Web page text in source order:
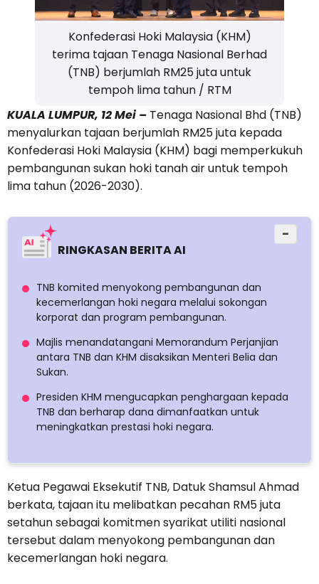
Konfederasi Hoki Malaysia (KHM)
terima tajaan Tenaga Nasional Berhad
(TNB) berjumlah RM25 juta untuk
tempoh lima tahun / RTM
KUALA LUMPUR, 12 Mei – Tenaga Nasional Bhd (TNB)
menyalurkan tajaan berjumlah RM25 juta kepada
Konfederasi Hoki Malaysia (KHM) bagi memperkukuh
pembangunan sukan hoki tanah air untuk tempoh
lima tahun (2026-2030).
RINGKASAN BERITA AI
−
TNB komited menyokong pembangunan dan
kecemerlangan hoki negara melalui sokongan
korporat dan program pembangunan.
Majlis menandatangani Memorandum Perjanjian
antara TNB dan KHM disaksikan Menteri Belia dan
Sukan.
Presiden KHM mengucapkan penghargaan kepada
TNB dan berharap dana dimanfaatkan untuk
meningkatkan prestasi hoki negara.
Ketua Pegawai Eksekutif TNB, Datuk Shamsul Ahmad
berkata, tajaan itu melibatkan pecahan RM5 juta
setahun sebagai komitmen syarikat utiliti nasional
tersebut dalam menyokong pembangunan dan
kecemerlangan hoki negara.